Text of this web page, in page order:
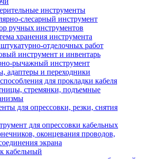
инструменты
слесарный инструмент
ручных инструментов
хранения инструмента
отделочных работ
инструмент и инвентарь
рычажный инструмент
адаптеры и переходники
для прокладки кабеля
стремянки, подъемные
для опрессовки, резки, снятия
для опрессовки кабельных
оконцевания проводов,
экрана
кабельный